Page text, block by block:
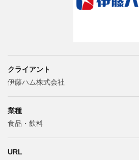
クライアント
伊藤ハム株式会社
業種
食品・飲料
URL